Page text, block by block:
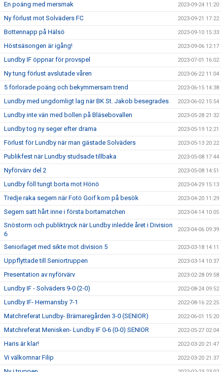
En poäng med mersmak 2023-09-24 11:20
Ny förlust mot Solväders FC 2023-09-21 17:22
Bottennapp på Hälsö 2023-09-10 15:33
Höstsäsongen är igång! 2023-09-06 12:17
Lundby IF öppnar för provspel 2023-07-01 16:02
Ny tung förlust avslutade våren 2023-06-22 11:04
5 förlorade poäng och bekymmersam trend 2023-06-15 14:38
Lundby med ungdomligt lag när BK St. Jakob besegrades 2023-06-02 15:54
Lundby inte vän med bollen på Bläsebovallen 2023-05-28 21:32
Lundby tog ny seger efter drama 2023-05-19 12:21
Förlust för Lundby när man gästade Solväders 2023-05-13 20:22
Publikfest när Lundby studsade tillbaka 2023-05-08 17:44
Nyförvärv del 2 2023-05-08 14:51
Lundby föll tungt borta mot Hönö 2023-04-29 15:13
Tredje raka segern när Fotö Goif kom på besök 2023-04-20 11:29
Segern satt hårt inne i första bortamatchen 2023-04-14 10:05
Snöstorm och publiktryck när Lundby inledde året i Division
6
2023-04-06 09:39
Seniorlaget med sikte mot division 5 2023-03-18 14:11
Uppflyttade till Seniortruppen 2023-03-14 10:37
Presentation av nyförvärv 2023-02-28 09:58
Lundby IF - Solväders 9-0 (2-0) 2022-08-24 09:52
Lundby IF- Hermansby 7-1 2022-08-16 22:25
Matchreferat Lundby- Brämaregården 3-0 (SENIOR) 2022-06-01 15:20
Matchreferat Menisken- Lundby IF 0-6 (0-0) SENIOR 2022-05-27 02:04
Haris är klar! 2022-03-20 21:47
Vi välkomnar Filip 2022-03-20 21:37